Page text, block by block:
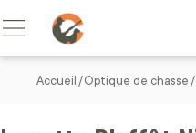
Allez au contenu
Basculer la navigation
Accueil Optique de chasse